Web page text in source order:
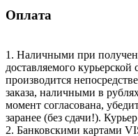
Оплата
1. Наличными при
доставляемого
производится
заказа, наличными в
момент согласована,
заранее (без сдачи!).
2. Банковскими картами